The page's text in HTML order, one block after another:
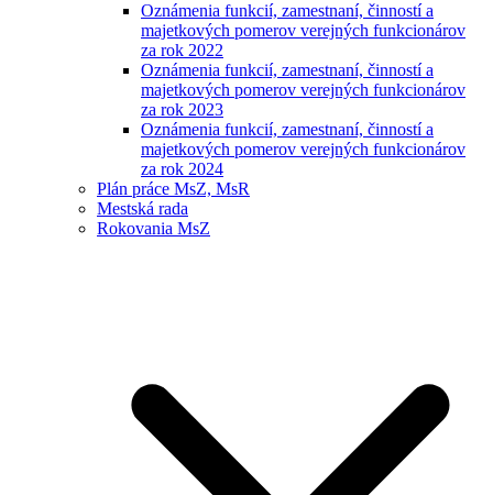
Oznámenia funkcií, zamestnaní, činností a
majetkových pomerov verejných funkcionárov
za rok 2022
Oznámenia funkcií, zamestnaní, činností a
majetkových pomerov verejných funkcionárov
za rok 2023
Oznámenia funkcií, zamestnaní, činností a
majetkových pomerov verejných funkcionárov
za rok 2024
Plán práce MsZ, MsR
Mestská rada
Rokovania MsZ